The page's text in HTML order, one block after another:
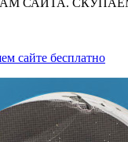
САЙТА.
сайте бесплатно